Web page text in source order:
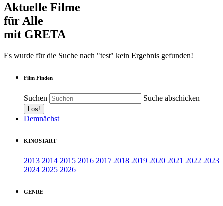
Aktuelle Filme
für Alle
mit GRETA
Es wurde für die Suche nach "test" kein Ergebnis gefunden!
Film Finden
Suchen Suche abschicken
Demnächst
KINOSTART
2013 2014 2015 2016 2017 2018 2019 2020 2021 2022 2023
2024 2025 2026
GENRE